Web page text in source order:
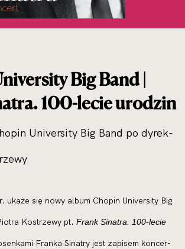
Big Band |
100-lecie urodzin
University Big Band po dyrek­
uka­że się nowy album Chopin University Big
Kostrzewy pt. Frank Sinatra. 100-lecie
Franka Sinatry jest zapi­sem kon­cer­